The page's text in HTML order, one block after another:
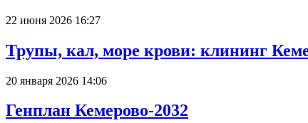
22 июня 2026 16:27
Трупы, кал, море крови: клининг
20 января 2026 14:06
Генплан Кемерово-2032